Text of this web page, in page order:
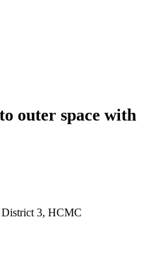
outer space with
3, HCMC